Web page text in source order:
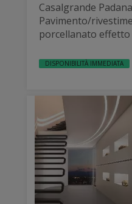
Casalgrande
Pavimento/
porcellanato
DISPONIBILITÀ IMMEDIATA